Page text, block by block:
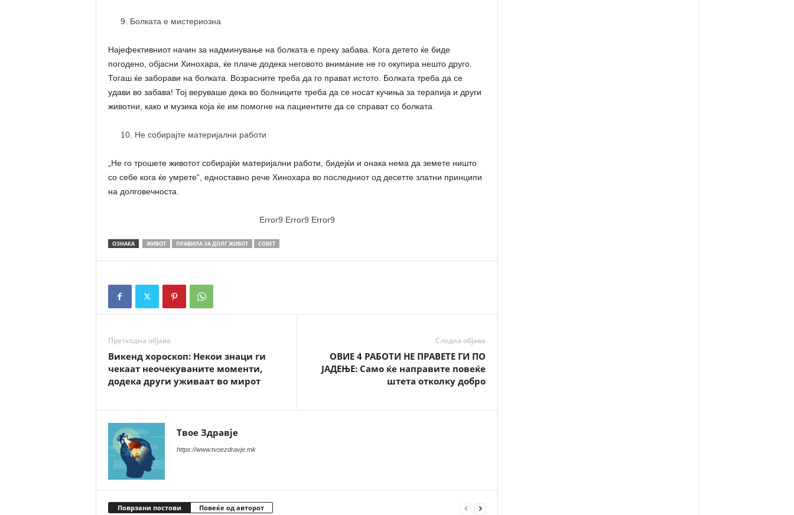
Болката е мистериозна
Најефективниот начин за надминување на болката е преку забава. Кога детето ќе биде
погодено, објасни Хинохара, ќе плаче додека неговото внимание не го окупира нешто друго.
Тогаш ќе заборави на болката. Возрасните треба да го прават истото. Болката треба да се
удави во забава! Тој веруваше дека во болниците треба да се носат кучиња за терапија и други
животни, како и музика која ќе им помогне на пациентите да се справат со болката
Не собирајте материјални работи
„Не го трошете животот собирајќи материјални работи, бидејќи и онака нема да земете ништо
со себе кога ќе умрете“, едноставно рече Хинохара во последниот од десетте златни принципи
на долговечноста.
Error9 Error9 Error9
ОЗНАКА ЖИВОТ ПРАВИЛА ЗА ДОЛГ ЖИВОТ СОВЕТ
Претходна објава
Викенд хороскоп: Некои знаци ги
чекаат неочекуваните моменти,
додека други уживаат во мирот
Следна објава
ОВИЕ 4 РАБОТИ НЕ ПРАВЕТЕ ГИ ПО
ЈАДЕЊЕ: Само ќе направите повеќе
штета отколку добро
Твое Здравје
https://www.tvoezdravje.mk
Поврзани постови Повеќе од авторот